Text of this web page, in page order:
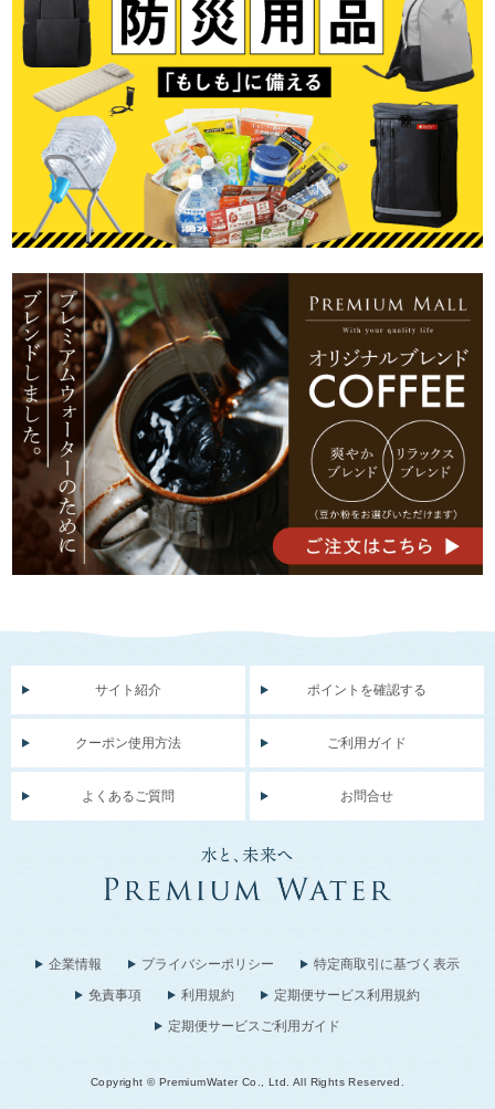
サイト紹介 ポイントを確認する
クーポン使用方法 ご利用ガイド
よくあるご質問 お問合せ
企業情報 プライバシーポリシー
特定商取引に基づく表示
免責事項
利用規約
定期便サービス利用規約
定期便サービスご利用ガイド
Copyright © PremiumWater Co., Ltd. All Rights Reserved.